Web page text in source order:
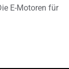
E-Motoren für